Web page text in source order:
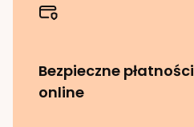
Bezpieczne płatności
online